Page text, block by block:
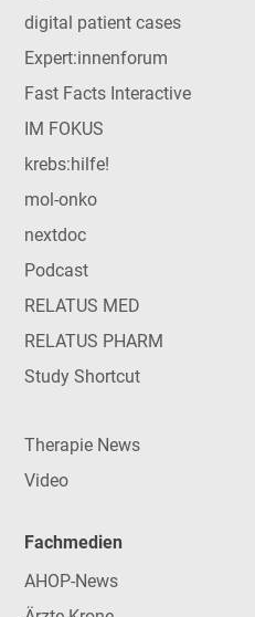
digital patient cases
Expert:innenforum
Fast Facts Interactive
IM FOKUS
krebs:hilfe!
mol-onko
nextdoc
Podcast
RELATUS MED
RELATUS PHARM
Study Shortcut
Therapie News
Video
Fachmedien
AHOP-News